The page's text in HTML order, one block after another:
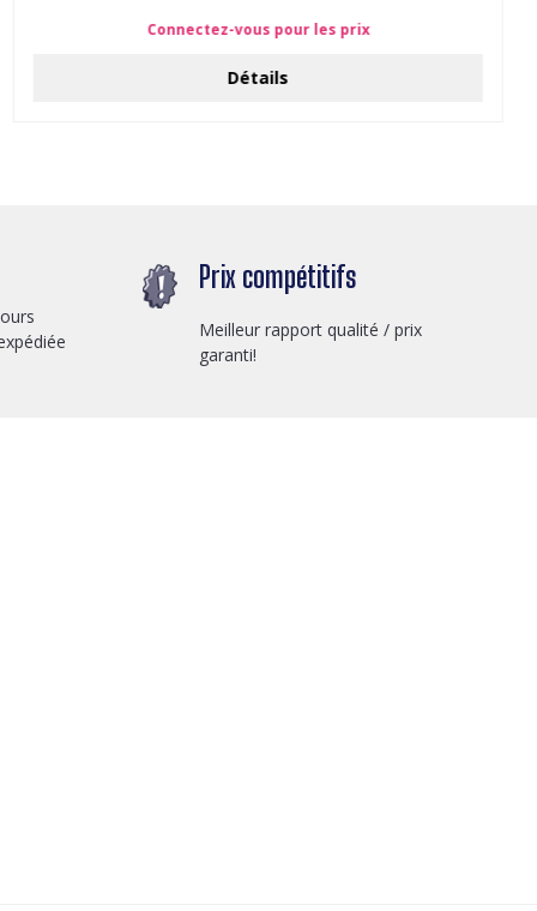
Connectez-vous pour les prix
Détails
Prix compétitifs
Meilleur rapport qualité / prix
garanti!